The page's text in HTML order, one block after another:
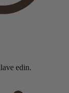
edin.